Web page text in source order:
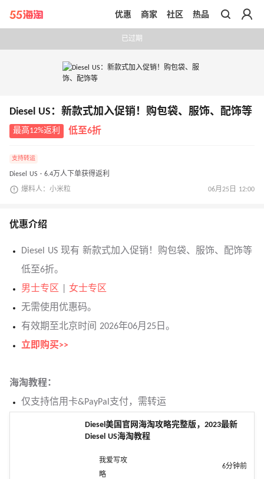
带你去官网买正品
优惠 商家 社区 热品
已过期
Diesel US：新款式加入促销！购包袋、服饰、配饰等
最高12%返利 低至6折
支持转运
Diesel US · 6.4万人下单获得返利
爆料人：小米粒 06月25日 12:00
优惠介绍
Diesel US 现有 新款式加入促销！购包袋、服饰、配饰等
低至6折。
男士专区
女士专区
无需使用优惠码。
有效期至北京时间 2026年06月25日。
立即购买>>
海淘教程：
仅支持信用卡&PayPal支付，需转运
Diesel美国官网海淘攻略完整版，2023最新
Diesel US海淘教程
我爱写攻
略
6分钟前